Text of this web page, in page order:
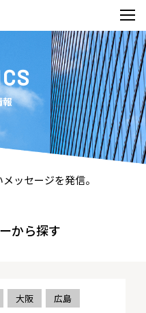
報
ッセージを発信。
から探す
大阪
広島